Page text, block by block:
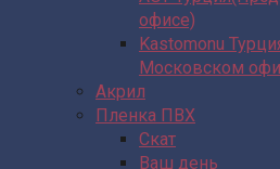
офисе)
Kastomonu
Московском
Акрил
Пленка ПВХ
Скат
Ваш день